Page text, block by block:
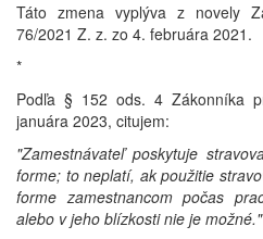
Táto zmena vyplýva z novely
76/2021 Z. z. zo 4. februára 2021.
*
Podľa § 152 ods. 4 Zákonníka
januára 2023, citujem:
"Zamestnávateľ poskytuje
forme; to neplatí, ak použitie
forme zamestnancom počas
alebo v jeho blízkosti nie je možné."